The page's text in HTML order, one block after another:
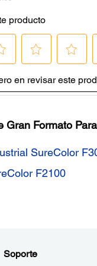
Gran Formato
SureColor
F2100
Soporte